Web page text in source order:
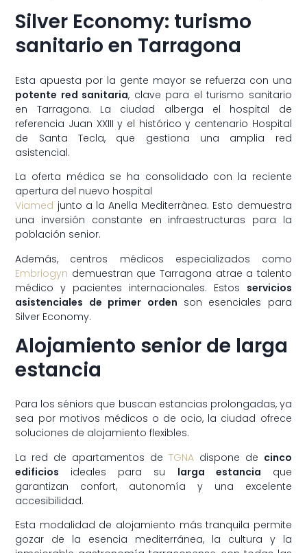
Silver Economy: turismo
sanitario en Tarragona
Esta apuesta por la gente mayor se refuerza con una
potente red sanitaria, clave para el turismo sanitario
en Tarragona. La ciudad alberga el hospital de
referencia Juan XXIII y el histórico y centenario Hospital
de Santa Tecla, que gestiona una amplia red
asistencial.
La oferta médica se ha consolidado con la reciente
apertura del nuevo hospital
Viamed junto a la Anella Mediterrànea. Esto demuestra
una inversión constante en infraestructuras para la
población senior.
Además, centros médicos especializados como
Embriogyn demuestran que Tarragona atrae a talento
médico y pacientes internacionales. Estos servicios
asistenciales de primer orden son esenciales para
Silver Economy.
Alojamiento senior de larga
estancia
Para los séniors que buscan estancias prolongadas, ya
sea por motivos médicos o de ocio, la ciudad ofrece
soluciones de alojamiento flexibles.
La red de apartamentos de TGNAdispone de cinco
edificios ideales para su larga estancia que
garantizan confort, autonomía y una excelente
accesibilidad.
Esta modalidad de alojamiento más tranquila permite
gozar de la esencia mediterránea, la cultura y la